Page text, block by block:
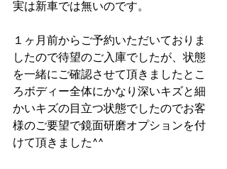
実は新車では無いのです。
１ヶ月前からご予約いただいておりま
したので待望のご入庫でしたが、状態
を一緒にご確認させて頂きましたとこ
ろボディー全体にかなり深いキズと細
かいキズの目立つ状態でしたのでお客
様のご要望で鏡面研磨オプションを付
けて頂きました^^